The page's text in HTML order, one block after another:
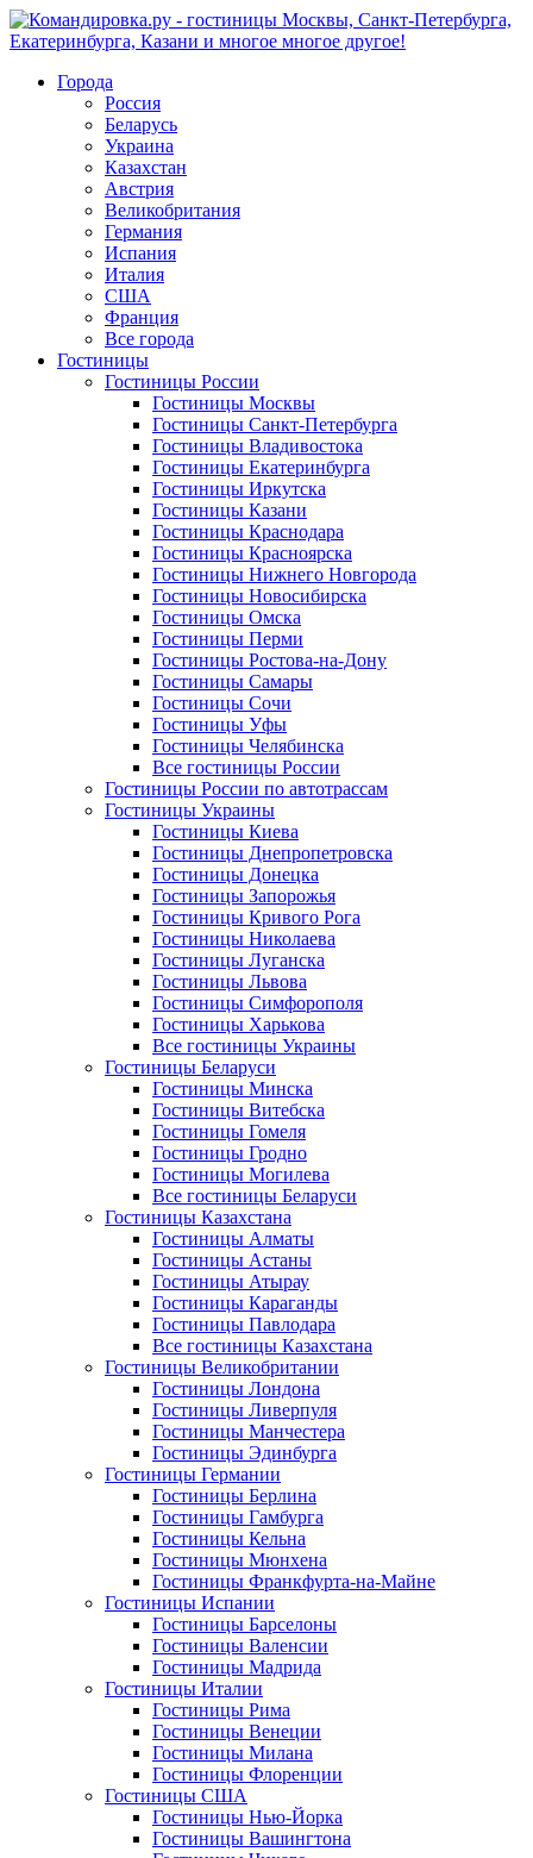
Города
Россия
Беларусь
Украина
Казахстан
Австрия
Великобритания
Германия
Испания
Италия
США
Франция
Все города
Гостиницы
Гостиницы России
Гостиницы Mосквы
Гостиницы Санкт-Петербурга
Гостиницы Владивостока
Гостиницы Екатеринбурга
Гостиницы Иркутска
Гостиницы Казани
Гостиницы Краснодара
Гостиницы Красноярска
Гостиницы Нижнего Новгорода
Гостиницы Новосибирска
Гостиницы Омска
Гостиницы Перми
Гостиницы Ростова-на-Дону
Гостиницы Самары
Гостиницы Сочи
Гостиницы Уфы
Гостиницы Челябинска
Все гостиницы России
Гостиницы России по автотрассам
Гостиницы Украины
Гостиницы Киева
Гостиницы Днепропетровска
Гостиницы Донецка
Гостиницы Запорожья
Гостиницы Кривого Рога
Гостиницы Николаева
Гостиницы Луганска
Гостиницы Львова
Гостиницы Симфорополя
Гостиницы Харькова
Все гостиницы Украины
Гостиницы Беларуси
Гостиницы Минска
Гостиницы Витебска
Гостиницы Гомеля
Гостиницы Гродно
Гостиницы Могилева
Все гостиницы Беларуси
Гостиницы Казахстана
Гостиницы Алматы
Гостиницы Астаны
Гостиницы Атырау
Гостиницы Караганды
Гостиницы Павлодара
Все гостиницы Казахстана
Гостиницы Великобритании
Гостиницы Лондона
Гостиницы Ливерпуля
Гостиницы Манчестера
Гостиницы Эдинбурга
Гостиницы Германии
Гостиницы Берлина
Гостиницы Гамбурга
Гостиницы Кельна
Гостиницы Мюнхена
Гостиницы Франкфурта-на-Майне
Гостиницы Испании
Гостиницы Барселоны
Гостиницы Валенсии
Гостиницы Мадрида
Гостиницы Италии
Гостиницы Рима
Гостиницы Венеции
Гостиницы Милана
Гостиницы Флоренции
Гостиницы США
Гостиницы Нью-Йорка
Гостиницы Вашингтона